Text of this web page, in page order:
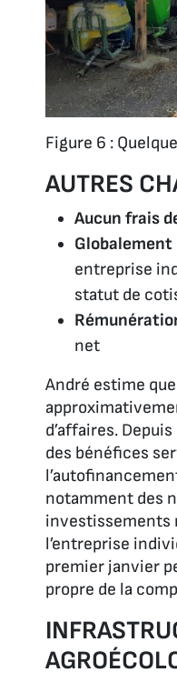
Figure 6 :
AUTRES
Aucun frais
Globalement
entreprise
statut de
net
André estime
d’affaires.
des bénéfices
notamment des
investissements
l’entreprise
premier janvier
propre de la